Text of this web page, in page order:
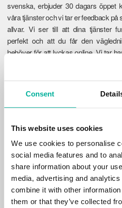
Consent
This website uses cookies
We use cookies to personalise
social media features and to
share information about your
media, advertising and
combine it with other
them or that they’ve collected
svenska, erbjuder 30 dagars öppet
våra tjänster och vi tar er feedback på
allvar. Vi ser till att dina tjänster
perfekt och att du får den
behöver för att lyckas online. Vi tar
99,99%
Vi skyddar din personliga data och
störningar i dina tjänster med de